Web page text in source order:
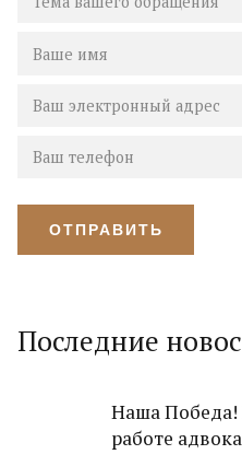
Последние
Наша Победа!
работе